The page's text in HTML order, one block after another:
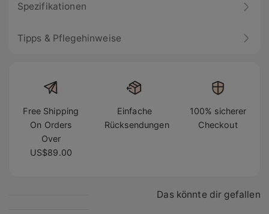
Spezifikationen
Tipps & Pflegehinweise
Free Shipping
On Orders
Over
US$89.00
Einfache
Rücksendungen
100% sicherer
Checkout
Das könnte dir gefallen